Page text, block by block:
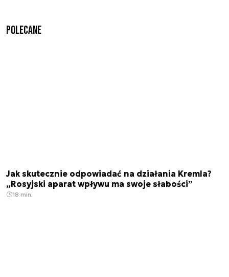
Polecane
Jak skutecznie odpowiadać na działania Kremla?
„Rosyjski aparat wpływu ma swoje słabości”
18 min.